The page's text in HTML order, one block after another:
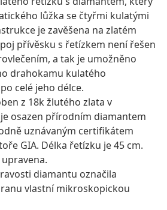
lůžka se čtyřmi kulatými
je zavěšena na zlatém
přívěsku s řetízkem není řešen
a tak je umožněno
drahokamu kulatého
celé jeho délce.
z 18k žlutého zlata v
osazen přírodním diamantem
uznávaným certifikátem
GIA. Délka řetízku je 45 cm.
diamantu označila
vlastní mikroskopickou